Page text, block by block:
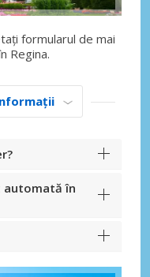
formularul de mai
Regina.
automată în